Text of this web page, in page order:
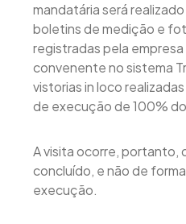
mandatária será
boletins de medição e
registradas pela
convenente no sistema
vistorias in loco
de execução de 100%
A visita ocorre, portanto,
concluído, e não de
execução.